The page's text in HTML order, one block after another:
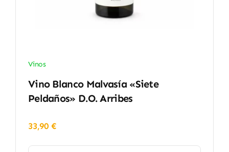
Vinos
Vino Blanco Malvasía «Siete
Peldaños» D.O. Arribes
33,90 €